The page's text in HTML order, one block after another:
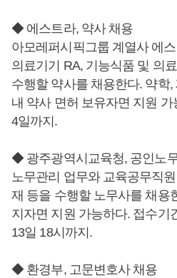
◆ 에스트라, 약사 채용
아모레퍼시픽그룹 계열사 에
의료기기 RA, 기능식품 및 의
수행할 약사를 채용한다. 약학
내 약사 면허 보유자면 지원
4일까지.
◆ 광주광역시교육청, 공인노
노무관리 업무와 교육공무직
재 등을 수행할 노무사를 채용
지자면 지원 가능하다. 접수기
13일 18시까지.
◆ 환경부, 고문변호사 채용